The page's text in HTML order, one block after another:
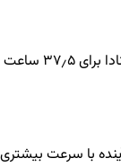
سالانه ۳۹ هزار دلار کانادا برای ۳۷٫۵ ساعت
با سرعت بیشتری